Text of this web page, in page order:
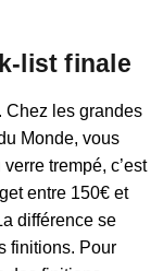
list finale
Chez les grandes
Monde, vous
trempé, c’est
entre 150€ et
différence se
finitions. Pour